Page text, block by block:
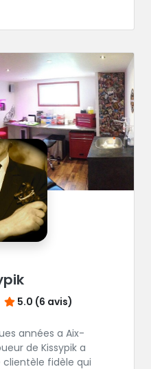
5.0 (6 avis)
années a Aix-
de Kissypik a
clientèle fidèle qui